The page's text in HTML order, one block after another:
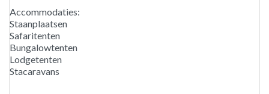
Accommodaties:
Staanplaatsen
Safaritenten
Bungalowtenten
Lodgetenten
Stacaravans